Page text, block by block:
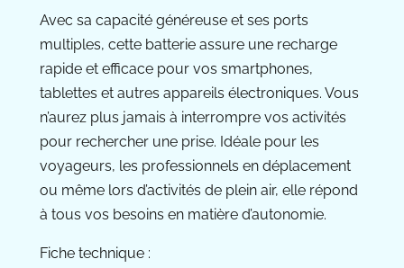
Avec sa capacité généreuse et ses ports
multiples, cette batterie assure une recharge
rapide et efficace pour vos smartphones,
tablettes et autres appareils électroniques. Vous
n’aurez plus jamais à interrompre vos activités
pour rechercher une prise. Idéale pour les
voyageurs, les professionnels en déplacement
ou même lors d’activités de plein air, elle répond
à tous vos besoins en matière d’autonomie.
Fiche technique :